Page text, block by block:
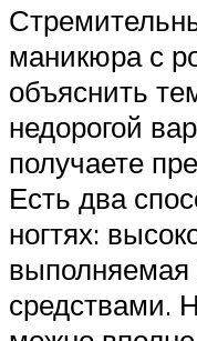
маникюра с
объяснить
недорогой
получаете
Есть два
ногтях:
средствами.